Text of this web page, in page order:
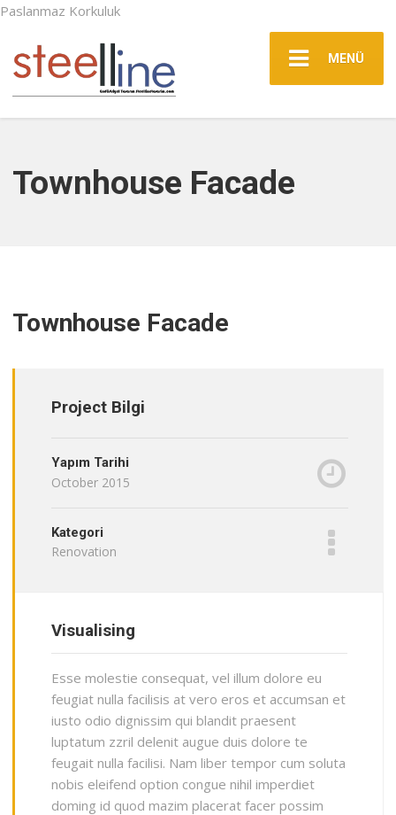
Paslanmaz Korkuluk
MENÜ
Townhouse Facade
Townhouse Facade
Project Bilgi
Yapım Tarihi
October 2015
Kategori
Renovation
Visualising
Esse molestie consequat, vel illum dolore eu
feugiat nulla facilisis at vero eros et accumsan et
iusto odio dignissim qui blandit praesent
luptatum zzril delenit augue duis dolore te
feugait nulla facilisi. Nam liber tempor cum soluta
nobis eleifend option congue nihil imperdiet
doming id quod mazim placerat facer possim